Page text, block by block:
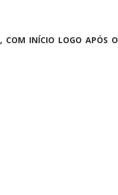
, COM INÍCIO LOGO APÓS O